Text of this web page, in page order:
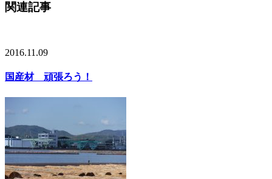
関連記事
2016.11.09
国産材 頑張ろう！